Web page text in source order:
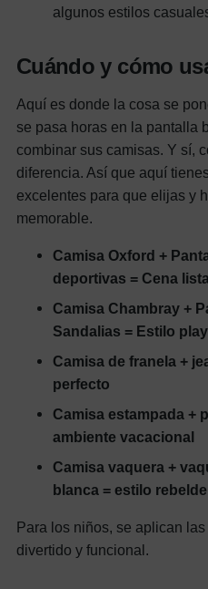
algunos estilos
Cuándo y cómo
Aquí es donde la cosa se
se pasa horas en la pantalla
combinar sus camisas. Y sí,
diferencia. Así que aquí
excelentes para que elijas y
memorable.
Camisa Oxford +
deportivas = Cena
Camisa Chambray +
Sandalias = Estilo
Camisa de franela +
perfecto
Camisa estampada +
ambiente vacacional
Camisa vaquera +
blanca = estilo rebelde
Para los niños, se aplican
divertido y funcional.